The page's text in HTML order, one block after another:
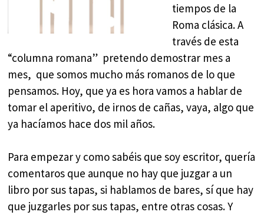
tiempos de la
Roma clásica. A
través de esta
“columna romana” pretendo demostrar mes a
mes, que somos mucho más romanos de lo que
pensamos. Hoy, que ya es hora vamos a hablar de
tomar el aperitivo, de irnos de cañas, vaya, algo que
ya hacíamos hace dos mil años.
Para empezar y como sabéis que soy escritor, quería
comentaros que aunque no hay que juzgar a un
libro por sus tapas, si hablamos de bares, sí que hay
que juzgarles por sus tapas, entre otras cosas. Y